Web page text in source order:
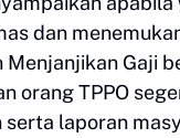
dan
Gaji
orang TPPO
serta laporan